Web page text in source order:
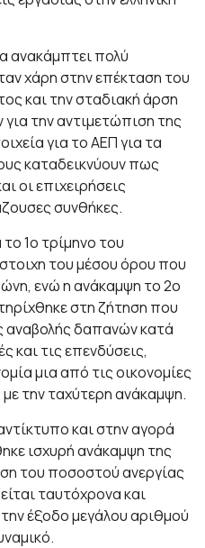
ανακάμπτει πολύ
χάρη στην επέκταση του
και την σταδιακή άρση
την αντιμετώπιση της
για το ΑΕΠ για τα
καταδεικνύουν πως
οι επιχειρήσεις
συνθήκες.
1ο τρίμηνο του
του μέσου όρου που
ενώ η ανάκαμψη το 2ο
στη ζήτηση που
αναβολής δαπανών κατά
και τις επενδύσεις,
μια από τις οικονομίες
την ταχύτερη ανάκαμψη.
και στην αγορά
ισχυρή ανάκαμψη της
του ποσοστού ανεργίας
ταυτόχρονα και
έξοδο μεγάλου αριθμού